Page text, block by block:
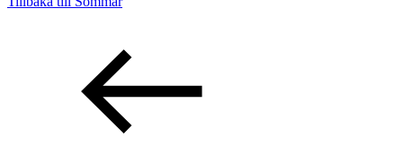
Erbjudanden
Kundklubb
Inspiration